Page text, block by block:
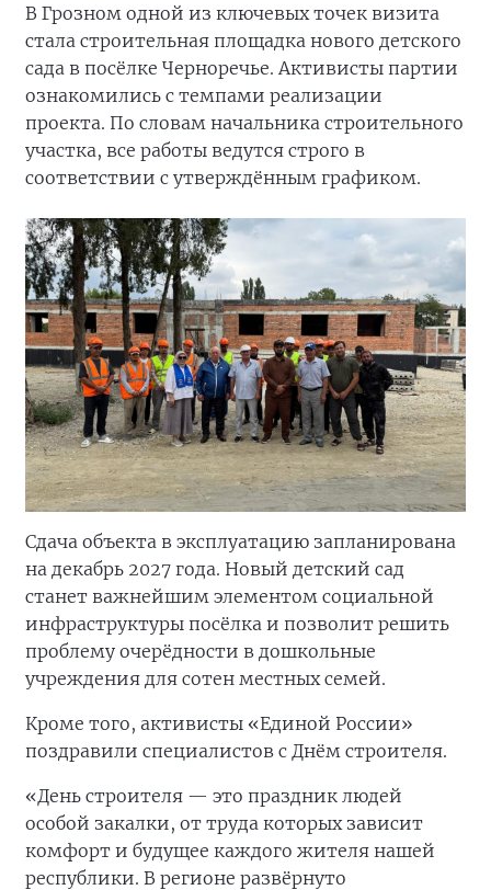
В Грозном одной из ключевых точек визита
стала строительная площадка нового детского
сада в посёлке Черноречье. Активисты партии
ознакомились с темпами реализации
проекта. По словам начальника строительного
участка, все работы ведутся строго в
соответствии с утверждённым графиком.
Сдача объекта в эксплуатацию запланирована
на декабрь 2027 года. Новый детский сад
станет важнейшим элементом социальной
инфраструктуры посёлка и позволит решить
проблему очерёдности в дошкольные
учреждения для сотен местных семей.
Кроме того, активисты «Единой России»
поздравили специалистов с Днём строителя.
«День строителя — это праздник людей
особой закалки, от труда которых зависит
комфорт и будущее каждого жителя нашей
республики. В регионе развёрнуто